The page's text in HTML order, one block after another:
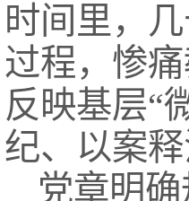
时间里，
过程，惨
反映基层“
纪、以案释
党章明